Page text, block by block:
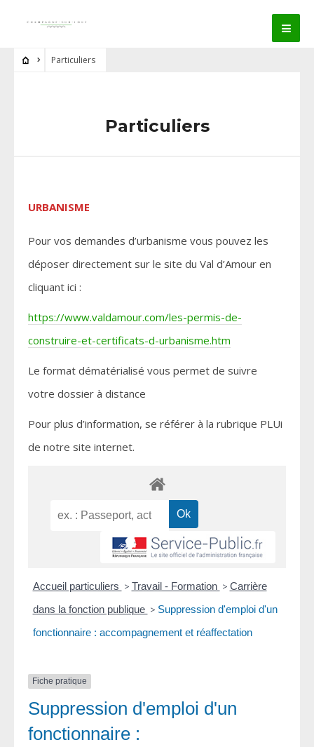
Particuliers
Particuliers
URBANISME
Pour vos demandes d’urbanisme vous pouvez les
déposer directement sur le site du Val d’Amour en
cliquant ici :
https://www.valdamour.com/les-permis-de-
construire-et-certificats-d-urbanisme.htm
Le format dématérialisé vous permet de suivre
votre dossier à distance
Pour plus d’information, se référer à la rubrique PLUi
de notre site internet.
Accueil particuliers > Travail - Formation > Carrière
dans la fonction publique > Suppression d'emploi d'un
fonctionnaire : accompagnement et réaffectation
Fiche pratique
Suppression d'emploi d'un
fonctionnaire :